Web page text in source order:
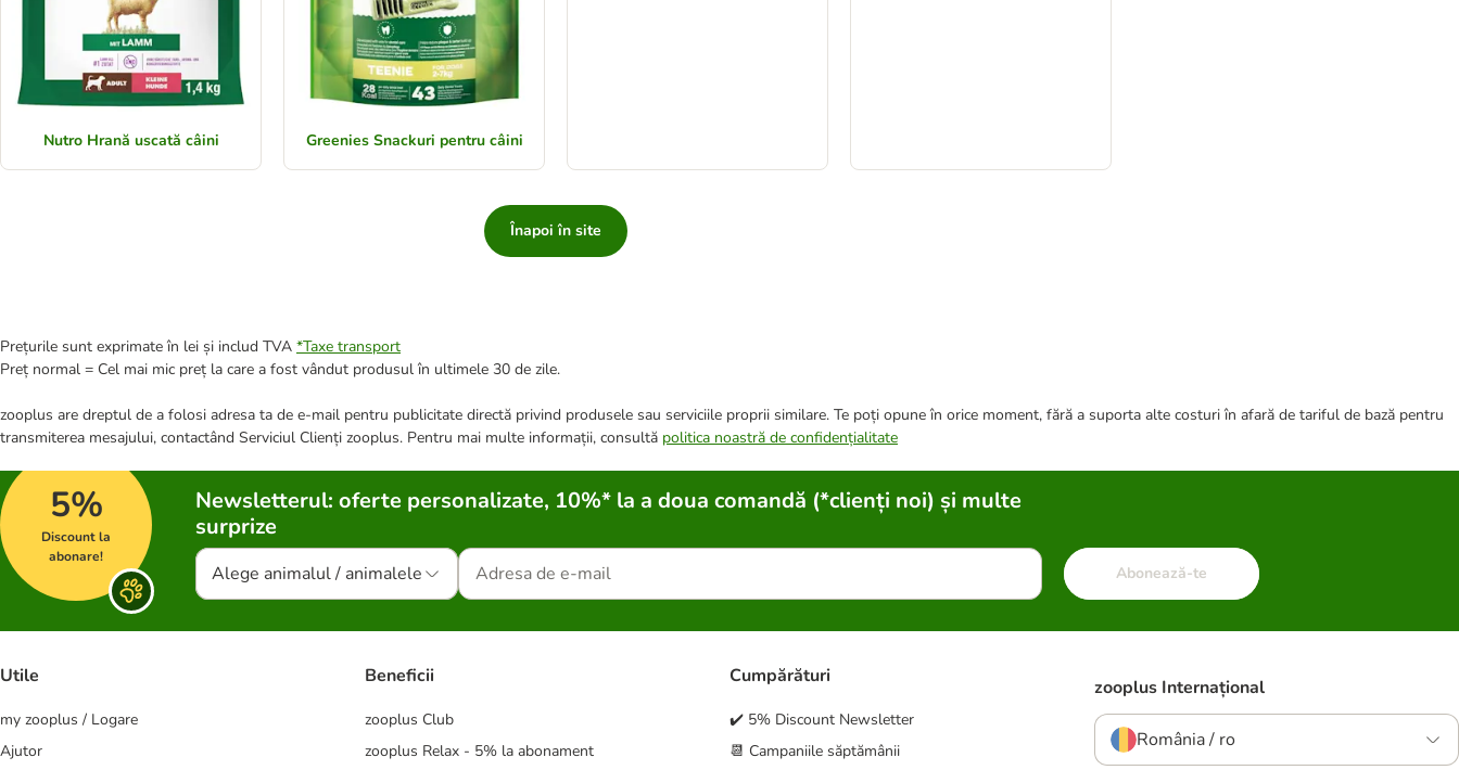
Nutro Hrană uscată câini Greenies Snackuri pentru câini
Înapoi în site
Prețurile sunt exprimate în lei și includ TVA *Taxe transport
Preț normal = Cel mai mic preț la care a fost vândut produsul în ultimele 30 de zile.
zooplus are dreptul de a folosi adresa ta de e-mail pentru publicitate directă privind produsele sau serviciile proprii similare. Te poți opune în orice moment, fără a suporta alte costuri în afară de tariful de bază pentru
transmiterea mesajului, contactând Serviciul Clienți zooplus. Pentru mai multe informații, consultă politica noastră de confidențialitate
5%
Discount la
abonare!
Newsletterul: oferte personalizate, 10%* la a doua comandă (*clienți noi) și multe
surprize
Alege animalul / animalele Abonează-te
Utile
my zooplus / Logare
Ajutor
Beneficii
zooplus Club
zooplus Relax - 5% la abonament
Cumpărături
✔️ 5% Discount Newsletter
📆 Campaniile săptămânii
zooplus Internațional
România / ro